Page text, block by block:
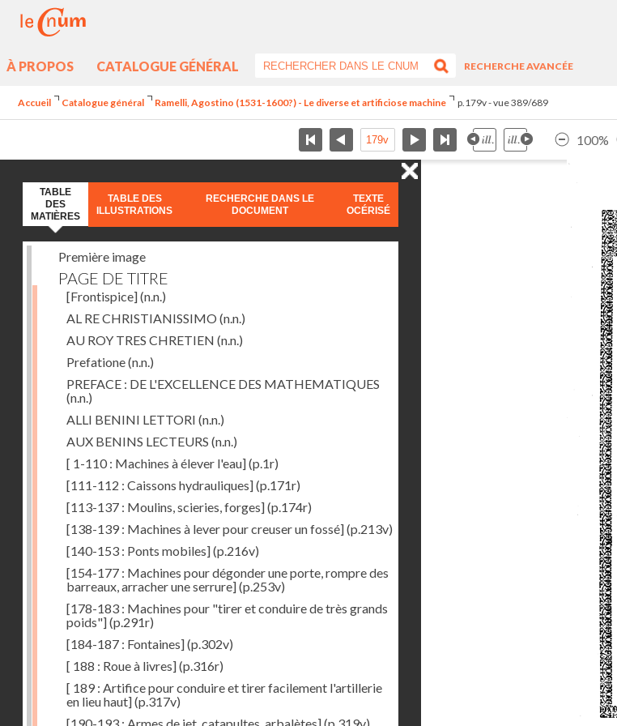
À PROPOS CATALOGUE GÉNÉRAL
RECHERCHE AVANCÉE
Accueil Catalogue général Ramelli, Agostino (1531-1600?) - Le diverse et artificiose machine p.179v - vue 389/689
100%
TABLE
DES
MATIÈRES
TABLE DES
ILLUSTRATIONS
RECHERCHE DANS LE
DOCUMENT
TEXTE
OCÉRISÉ
Première image
PAGE DE TITRE
[Frontispice](n.n.)
AL RE CHRISTIANISSIMO (n.n.)
AU ROY TRES CHRETIEN (n.n.)
Prefatione(n.n.)
PREFACE : DE L'EXCELLENCE DES MATHEMATIQUES
(n.n.)
ALLI BENINI LETTORI (n.n.)
AUX BENINS LECTEURS (n.n.)
[ 1-110 : Machines à élever l'eau](p.1r)
[111-112 : Caissons hydrauliques](p.171r)
[113-137 : Moulins, scieries, forges](p.174r)
[138-139 : Machines à lever pour creuser un fossé](p.213v)
[140-153 : Ponts mobiles](p.216v)
[154-177 : Machines pour dégonder une porte, rompre des
barreaux, arracher une serrure](p.253v)
[178-183 : Machines pour "tirer et conduire de très grands
poids"](p.291r)
[184-187 : Fontaines](p.302v)
[ 188 : Roue à livres](p.316r)
[ 189 : Artifice pour conduire et tirer facilement l'artillerie
en lieu haut](p.317v)